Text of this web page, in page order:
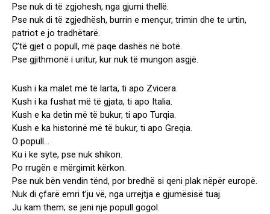
Pse nuk di të zgjohesh, nga gjumi thellë.
Pse nuk di të zgjedhësh, burrin e mençur, trimin dhe te urtin,
patriot e jo tradhëtarë.
Ç’të gjet o popull, më paqe dashës në botë.
Pse gjithmonë i uritur, kur nuk të mungon asgjë.
Kush i ka malet më të larta, ti apo Zvicera.
Kush i ka fushat më të gjata, ti apo Italia.
Kush e ka detin më të bukur, ti apo Turqia.
Kush e ka historinë më të bukur, ti apo Greqia.
O popull…
Ku i ke syte, pse nuk shikon.
Po rrugën e mërgimit kërkon.
Pse nuk bën vendin tënd, por bredhë si qeni plak nëpër europë.
Nuk di çfarë emri t’ju vë, nga urrejtja e gjumësisë tuaj.
Ju kam them; se jeni nje popull gogol.